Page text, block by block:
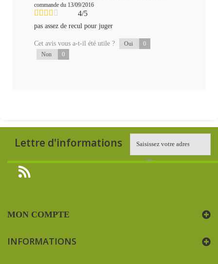
commande du 13/09/2016
4/5
pas assez de recul pour juger
Cet avis vous a-t-il été utile ? Oui 0
Non 0
Lettre d'informations
MON COMPTE
INFORMATIONS